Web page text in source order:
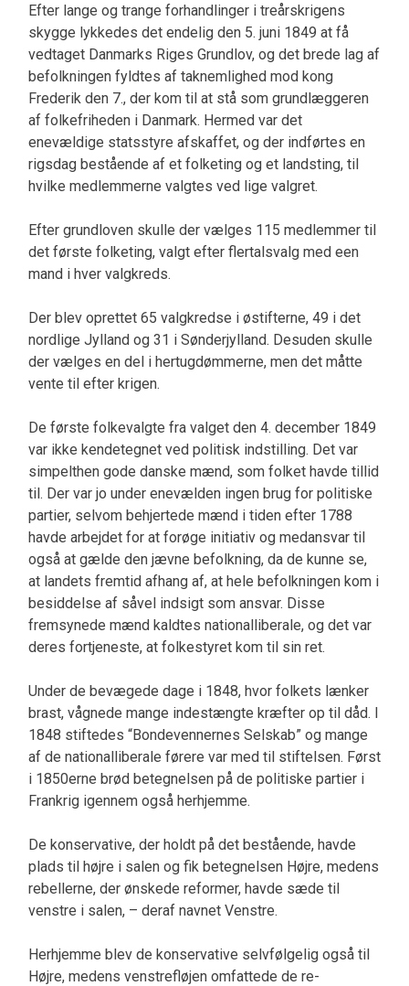
Efter lange og trange forhand­linger i treårskrigens
skygge lykkedes det endelig den 5. juni 1849 at få
vedtaget Danmarks Riges Grundlov, og det brede lag af
befolkningen fyldtes af taknemlighed mod kong
Frederik den 7., der kom til at stå som grundlæggeren
af folkefriheden i Danmark. Hermed var det
enevældige statsstyre afskaffet, og der indførtes en
rigsdag bestående af et folketing og et landsting, til
hvilke medlemmer­ne valgtes ved lige valgret.
Efter grundloven skulle der vælges 115 medlemmer til
det første folketing, valgt efter flertalsvalg med een
mand i hver valg­kreds.
Der blev oprettet 65 valgkredse i østifterne, 49 i det
nordlige Jylland og 31 i Sønderjylland. Desuden skulle
der vælges en del i hertugdømmer­ne, men det måtte
vente til efter krigen.
De første folkevalgte fra valget den 4. december 1849
var ik­ke kendetegnet ved politisk indstilling. Det var
simpelthen gode danske mænd, som folket havde tillid
til. Der var jo under enevælden ingen brug for politiske
partier, selvom behjertede mænd i ti­den efter 1788
havde arbejdet for at forøge initiativ og medansvar til
også at gælde den jævne befolk­ning, da de kunne se,
at landets fremtid afhang af, at hele befolkningen kom i
besiddelse af såvel ind­sigt som ansvar. Disse
fremsynede mænd kaldtes nationalliberale, og det var
deres fortjeneste, at folkestyret kom til sin ret.
Under de bevægede dage i 1848, hvor folkets læn­ker
brast, vågnede mange indestængte kræfter op til dåd. I
1848 stiftedes “Bondevennernes Selskab” og mange
af de nationalliberale førere var med til stiftelsen. Først
i 1850erne brød betegnelsen på de politiske partier i
Frankrig igennem også herhjem­me.
De konservative, der holdt på det bestående, havde
plads til højre i salen og fik betegnelsen Høj­re, medens
rebellerne, der ønskede reformer, hav­de sæde til
venstre i salen, – deraf navnet Venstre.
Herhjemme blev de konservative selvfølgelig også til
Højre, medens venstrefløjen omfattede de re­